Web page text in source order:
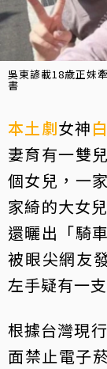
吳東諺載18歲正妹
書
本土劇女神
妻育有一雙
個女兒，一
家綺的大女
還曬出「騎
被眼尖網友
左手疑有一
根據台灣現
面禁止電子